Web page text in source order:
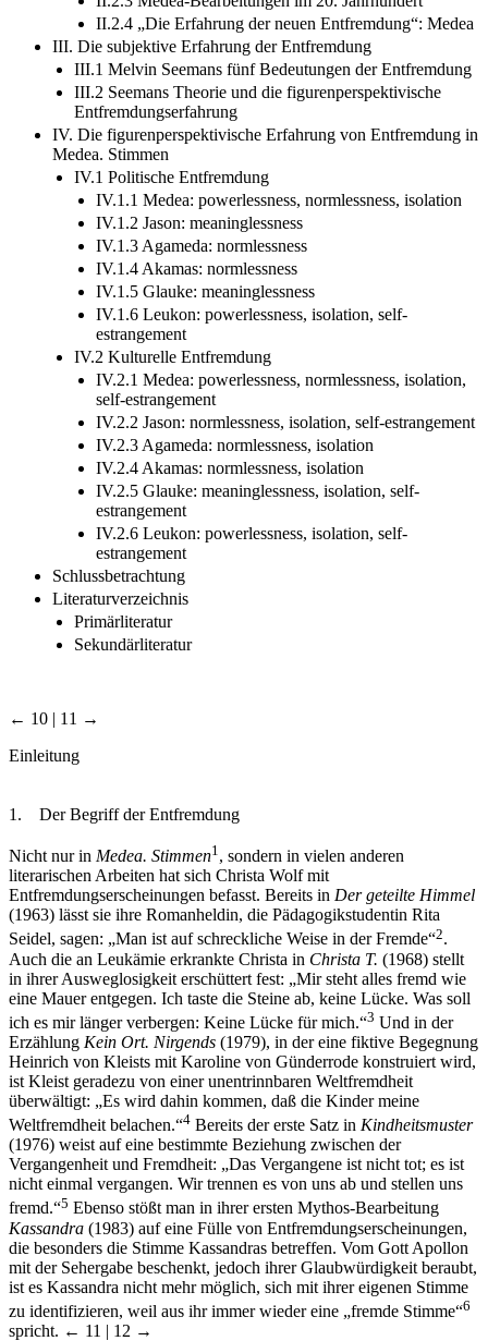
II.2.4 „Die Erfahrung der neuen Entfremdung“: Medea
III. Die subjektive Erfahrung der Entfremdung
III.1 Melvin Seemans fünf Bedeutungen der Entfremdung
III.2 Seemans Theorie und die figurenperspektivische
Entfremdungserfahrung
IV. Die figurenperspektivische Erfahrung von Entfremdung in
Medea. Stimmen
IV.1 Politische Entfremdung
IV.1.1 Medea: powerlessness, normlessness, isolation
IV.1.2 Jason: meaninglessness
IV.1.3 Agameda: normlessness
IV.1.4 Akamas: normlessness
IV.1.5 Glauke: meaninglessness
IV.1.6 Leukon: powerlessness, isolation, self-
estrangement
IV.2 Kulturelle Entfremdung
IV.2.1 Medea: powerlessness, normlessness, isolation,
self-estrangement
IV.2.2 Jason: normlessness, isolation, self-estrangement
IV.2.3 Agameda: normlessness, isolation
IV.2.4 Akamas: normlessness, isolation
IV.2.5 Glauke: meaninglessness, isolation, self-
estrangement
IV.2.6 Leukon: powerlessness, isolation, self-
estrangement
Schlussbetrachtung
Literaturverzeichnis
Primärliteratur
Sekundärliteratur
← 10 | 11 →
Einleitung
1. Der Begriff der Entfremdung
Nicht nur in Medea. Stimmen1 , sondern in vielen anderen
literarischen Arbeiten hat sich Christa Wolf mit
Entfremdungserscheinungen befasst. Bereits in Der geteilte Himmel
(1963) lässt sie ihre Romanheldin, die Pädagogikstudentin Rita
Seidel, sagen: „Man ist auf schreckliche Weise in der Fremde“2.
Auch die an Leukämie erkrankte Christa in Christa T. (1968) stellt
in ihrer Ausweglosigkeit erschüttert fest: „Mir steht alles fremd wie
eine Mauer entgegen. Ich taste die Steine ab, keine Lücke. Was soll
ich es mir länger verbergen: Keine Lücke für mich.“3 Und in der
Erzählung Kein Ort. Nirgends (1979), in der eine fiktive Begegnung
Heinrich von Kleists mit Karoline von Günderrode konstruiert wird,
ist Kleist geradezu von einer unentrinnbaren Weltfremdheit
überwältigt: „Es wird dahin kommen, daß die Kinder meine
Weltfremdheit belachen.“4 Bereits der erste Satz in Kindheitsmuster
(1976) weist auf eine bestimmte Beziehung zwischen der
Vergangenheit und Fremdheit: „Das Vergangene ist nicht tot; es ist
nicht einmal vergangen. Wir trennen es von uns ab und stellen uns
fremd.“5 Ebenso stößt man in ihrer ersten Mythos-Bearbeitung
Kassandra (1983) auf eine Fülle von Entfremdungserscheinungen,
die besonders die Stimme Kassandras betreffen. Vom Gott Apollon
mit der Sehergabe beschenkt, jedoch ihrer Glaubwürdigkeit beraubt,
ist es Kassandra nicht mehr möglich, sich mit ihrer eigenen Stimme
zu identifizieren, weil aus ihr immer wieder eine „fremde Stimme“6
spricht. ← 11 | 12 →